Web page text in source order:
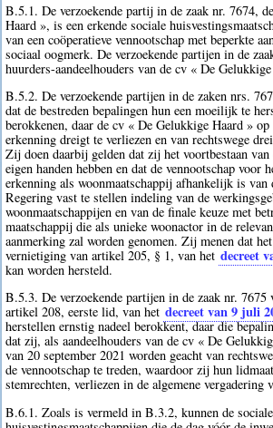
B.5.1. De verzoekende partij in de zaak nr. 7674,
Haard », is een erkende sociale
van een coöperatieve vennootschap met beperkte
sociaal oogmerk. De verzoekende partijen in de
huurders-aandeelhouders van de cv « De
B.5.2. De verzoekende partijen in de zaken nrs.
dat de bestreden bepalingen hun een moeilijk te
berokkenen, daar de cv « De Gelukkige Haard »
erkenning dreigt te verliezen en van rechtswege
Zij doen daarbij gelden dat zij het voortbestaan
eigen handen hebben en dat de vennootschap voor
erkenning als woonmaatschappij afhankelijk is van
Regering vast te stellen indeling van de
woonmaatschappijen en van de finale keuze met
maatschappij die als unieke woonactor in de
aanmerking zal worden genomen. Zij menen dat
vernietiging van artikel 205, § 1, van het decreet
kan worden hersteld.
B.5.3. De verzoekende partijen in de zaak nr. 7675
artikel 208, eerste lid, van het decreet van 9 juli
herstellen ernstig nadeel berokkent, daar die
dat zij, als aandeelhouders van de cv « De
van 20 september 2021 worden geacht van
de vennootschap te treden, waardoor zij hun
stemrechten, verliezen in de algemene vergadering
B.6.1. Zoals is vermeld in B.3.2, kunnen de sociale